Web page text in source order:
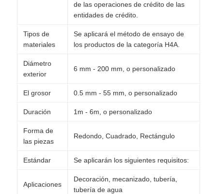
de las operaciones de crédito de las
entidades de crédito.
Tipos de
materiales
Se aplicará el método de ensayo de
los productos de la categoría H4A.
Diámetro
exterior
6 mm - 200 mm, o personalizado
El grosor 0.5 mm - 55 mm, o personalizado
Duración 1m - 6m, o personalizado
Forma de
las piezas
Redondo, Cuadrado, Rectángulo
Estándar Se aplicarán los siguientes requisitos:
Aplicaciones
Decoración, mecanizado, tubería,
tubería de agua